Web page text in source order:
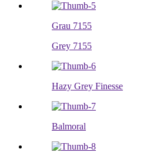
Grau 7155
Grey 7155
Hazy Grey Finesse
Balmoral